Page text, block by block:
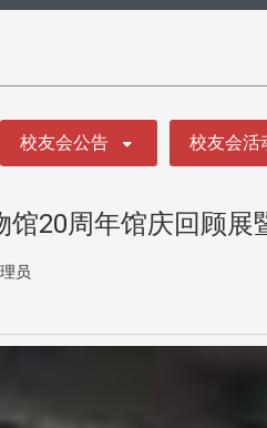
校友会公告 校友会活
20周年馆庆回顾展
员